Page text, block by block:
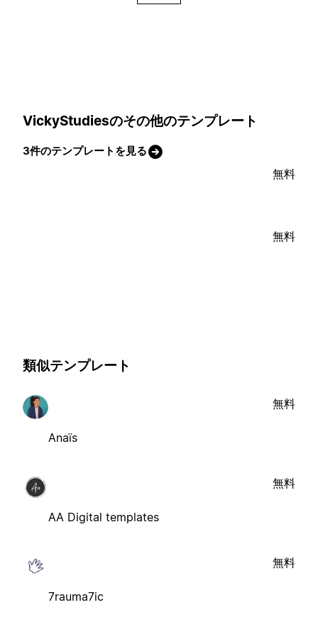
VickyStudiesのその他のテンプレート
3件のテンプレートを見る
無料
無料
類似テンプレート
Anaïs
無料
AA Digital templates
無料
7rauma7ic
無料